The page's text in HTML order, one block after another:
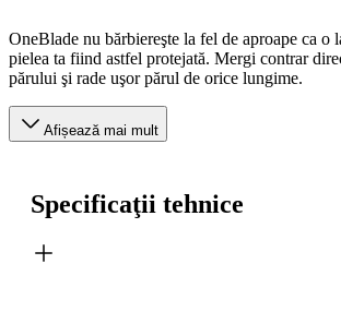
OneBlade nu bărbiereşte la fel de aproape ca o
pielea ta fiind astfel protejată. Mergi contrar
părului şi rade uşor părul de orice lungime.
Afișează mai mult
Specificaţii tehnice